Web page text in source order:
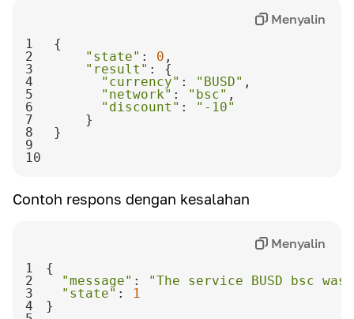
1
2
"state" : 0
3
"result"
4
"currency" : "BUSD"
5
"network" : "bsc"
6
"discount" :
"-10"
7
8
9
10
Menyalin
Contoh respons dengan kesalahan
1
2
"message" :
"The service BUSD bsc
3
"state" :
1
4
Menyalin